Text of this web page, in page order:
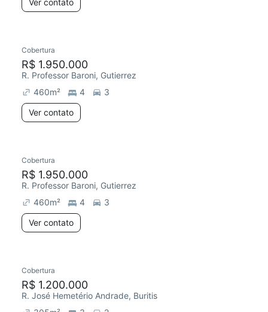
Ver contato
Cobertura
R$ 1.950.000
R. Professor Baroni, Gutierrez
460m² 4
3
Ver contato
Cobertura
R$ 1.950.000
R. Professor Baroni, Gutierrez
460m² 4
3
Ver contato
Cobertura
R$ 1.200.000
R. José Hemetério Andrade, Buritis